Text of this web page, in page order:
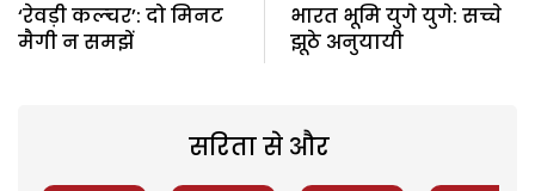
‘रेवड़ी कल्चर’: दो मिनट
मैगी न समझें
भारत भूमि युगे युगे: सच्चे
झूठे अनुयायी
सरिता से और